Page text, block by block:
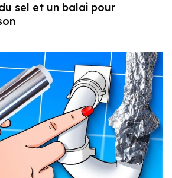
sel et un balai pour